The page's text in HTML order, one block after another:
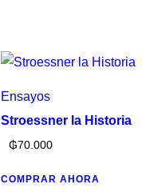
Ensayos
Stroessner la Historia
₲70.000
COMPRAR AHORA